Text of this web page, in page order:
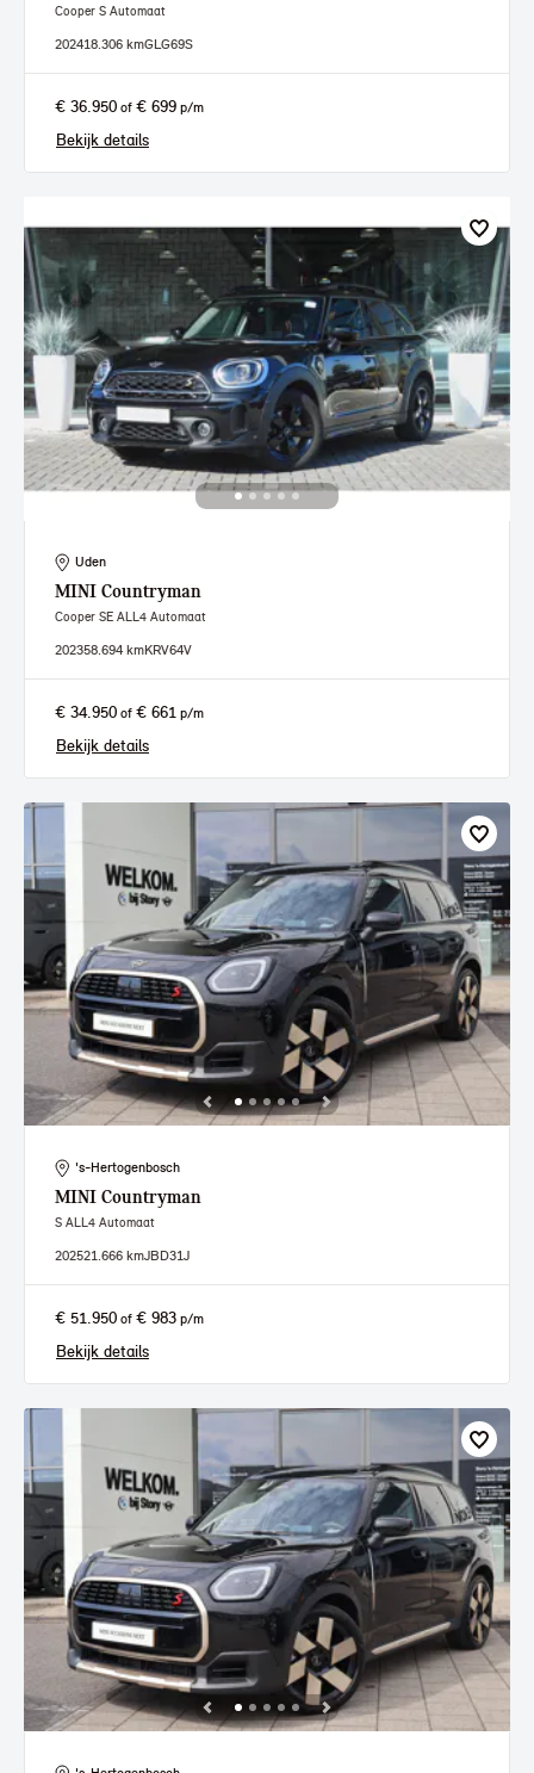
Cooper S Automaat
202418.306 kmGLG69S
€ 36.950 of € 699 p/m
Bekijk details
Uden
MINI Countryman
Cooper SE ALL4 Automaat
202358.694 kmKRV64V
€ 34.950 of € 661 p/m
Bekijk details
's-Hertogenbosch
MINI Countryman
S ALL4 Automaat
202521.666 kmJBD31J
€ 51.950 of € 983 p/m
Bekijk details